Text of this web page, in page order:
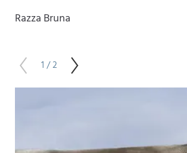
Razza Bruna
1 / 2